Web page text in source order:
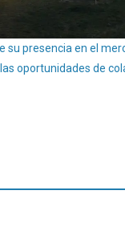
su presencia en el
oportunidades de